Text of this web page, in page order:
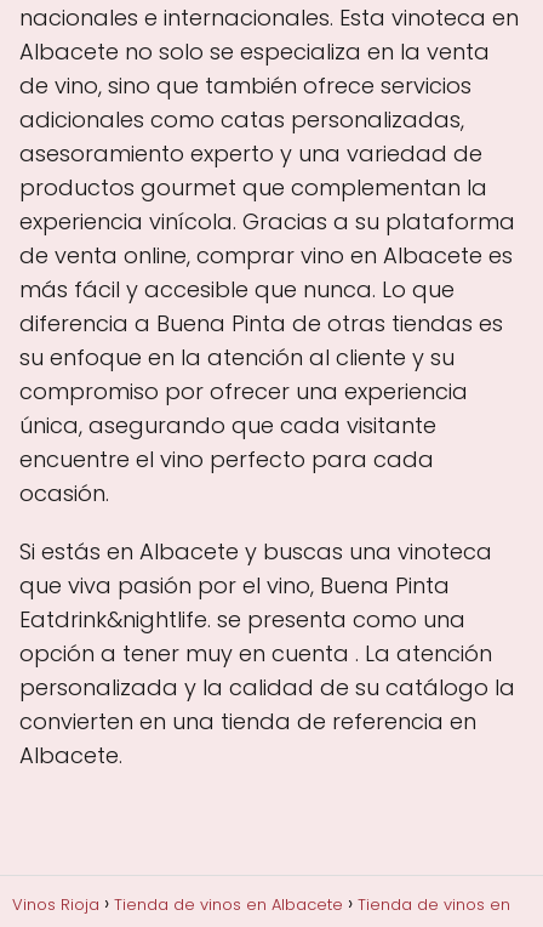
nacionales e internacionales. Esta vinoteca en
Albacete no solo se especializa en la venta
de vino, sino que también ofrece servicios
adicionales como catas personalizadas,
asesoramiento experto y una variedad de
productos gourmet que complementan la
experiencia vinícola. Gracias a su plataforma
de venta online, comprar vino en Albacete es
más fácil y accesible que nunca. Lo que
diferencia a Buena Pinta de otras tiendas es
su enfoque en la atención al cliente y su
compromiso por ofrecer una experiencia
única, asegurando que cada visitante
encuentre el vino perfecto para cada
ocasión.
Si estás en Albacete y buscas una vinoteca
que viva pasión por el vino, Buena Pinta
Eatdrink&nightlife. se presenta como una
opción a tener muy en cuenta . La atención
personalizada y la calidad de su catálogo la
convierten en una tienda de referencia en
Albacete.
Vinos Rioja Tienda de vinos en Albacete
Tienda de vinos en